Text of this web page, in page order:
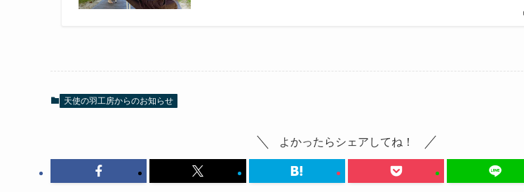
天使の羽工房からのお知らせ
よかったらシェアしてね！